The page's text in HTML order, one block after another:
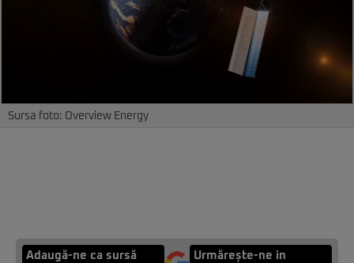
Sursa foto: Overview Energy
Adaugă-ne ca sursă
Urmărește-ne in